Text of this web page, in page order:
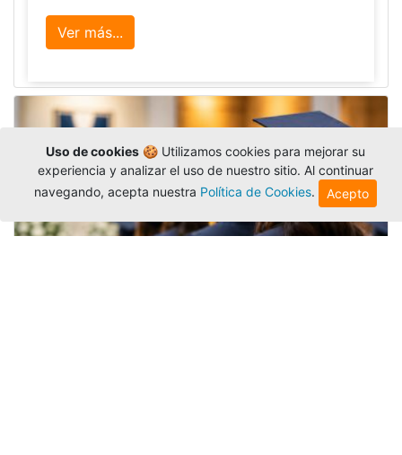
Ver más...
Uso de cookies🍪 Utilizamos cookies para mejorar su
experiencia y analizar el uso de nuestro sitio. Al continuar
navegando, acepta nuestra Política de Cookies. Acepto